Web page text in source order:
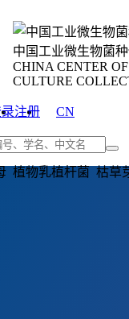
中国工业微生物菌
CHINA CENTER
CULTURE
注册
CN
植物乳植杆菌 枯草